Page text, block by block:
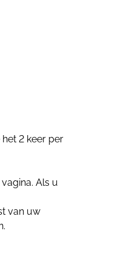
2 keer per
Als u
van uw